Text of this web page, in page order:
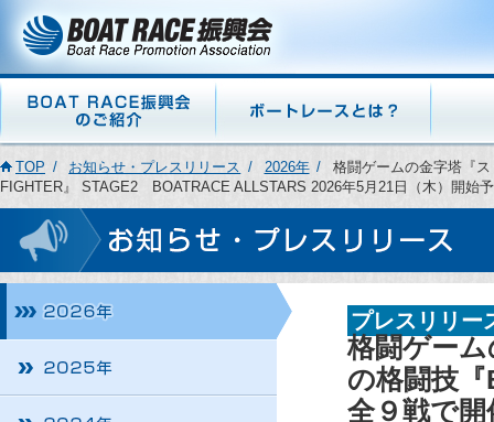
TOP お知らせ・プレスリリース 2026年
格闘ゲームの金字塔『
FIGHTER』 STAGE2 BOATRACE ALLSTARS 2026年5月21日（木）開始
プレスリリー
格闘ゲー
の格闘技
全９戦で